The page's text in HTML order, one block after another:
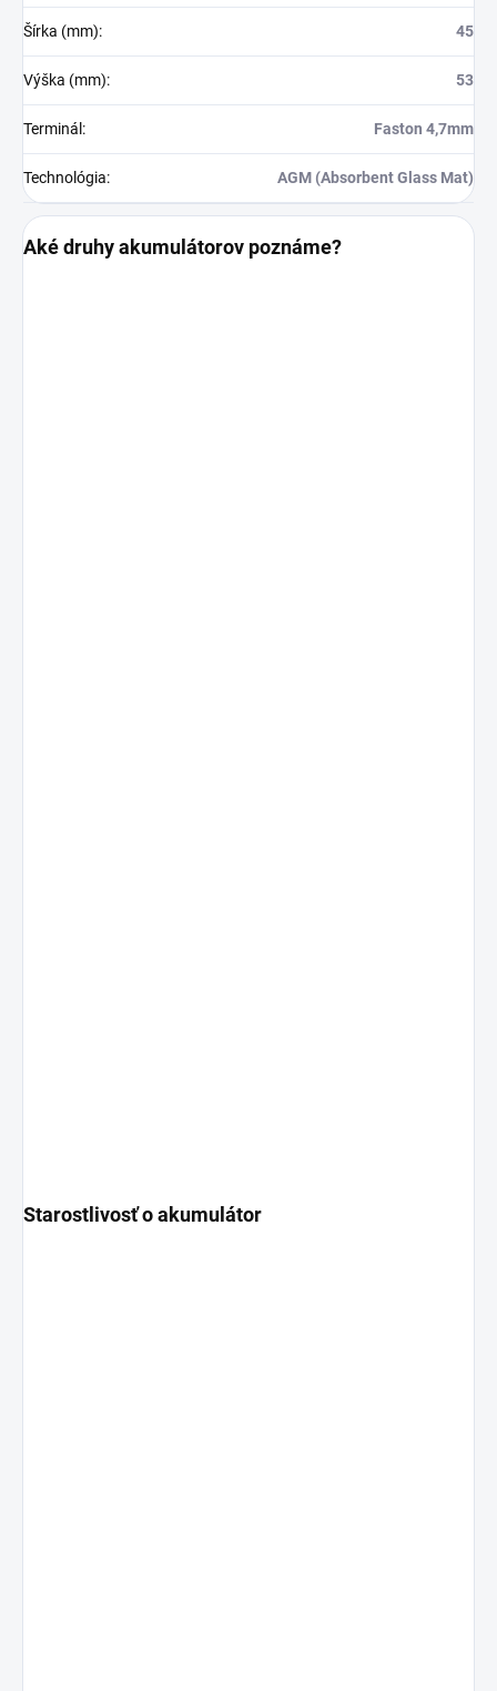
Šírka (mm): 45
Výška (mm): 53
Terminál : Faston 4,7mm
Technológia: AGM (Absorbent Glass Mat)
Aké druhy akumulátorov poznáme?
Starostlivosť o akumulátor